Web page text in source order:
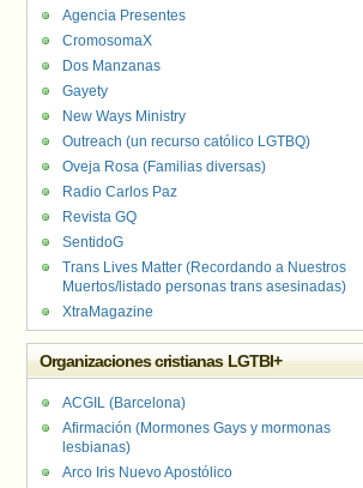
Agencia Presentes
CromosomaX
Dos Manzanas
Gayety
New Ways Ministry
Outreach (un recurso católico LGTBQ)
Oveja Rosa (Familias diversas)
Radio Carlos Paz
Revista GQ
SentidoG
Trans Lives Matter (Recordando a Nuestros
Muertos/listado personas trans asesinadas)
XtraMagazine
Organizaciones cristianas LGTBI+
ACGIL (Barcelona)
Afirmación (Mormones Gays y mormonas
lesbianas)
Arco Iris Nuevo Apostólico